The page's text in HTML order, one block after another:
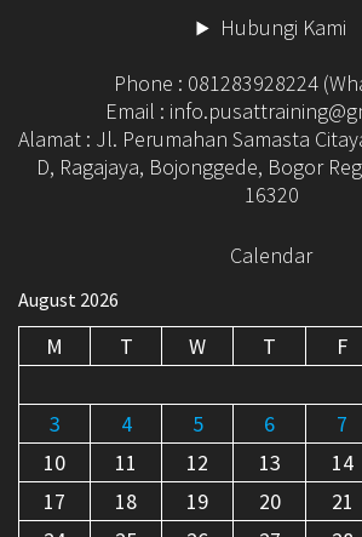
Hubungi Kami
Phone : 081283928224
Email :
Alamat : Jl. Perumahan Samasta
D, Ragajaya, Bojonggede, Bogor
16320
Calendar
August 2026
M T W T F
3
4 5 6 7
10
11 12 13 14
17
18 19 20 21